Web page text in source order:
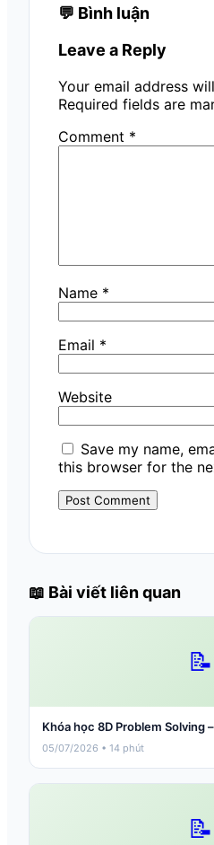
💬 Bình luận
Leave a Reply
Your email address
Required fields are
Comment *
Name *
Email *
Website
Save my name,
this browser for the
📖 Bài viết liên quan
📝
Khóa học 8D Problem Solving
05/07/2026 • 14 phút
📝